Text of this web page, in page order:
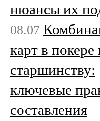
нюансы их
08.07
карт в покере
старшинству:
ключевые
составления